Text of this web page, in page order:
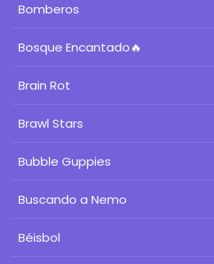
Bomberos
Bosque Encantado🔥
Brain Rot
Brawl Stars
Bubble Guppies
Buscando a Nemo
Béisbol